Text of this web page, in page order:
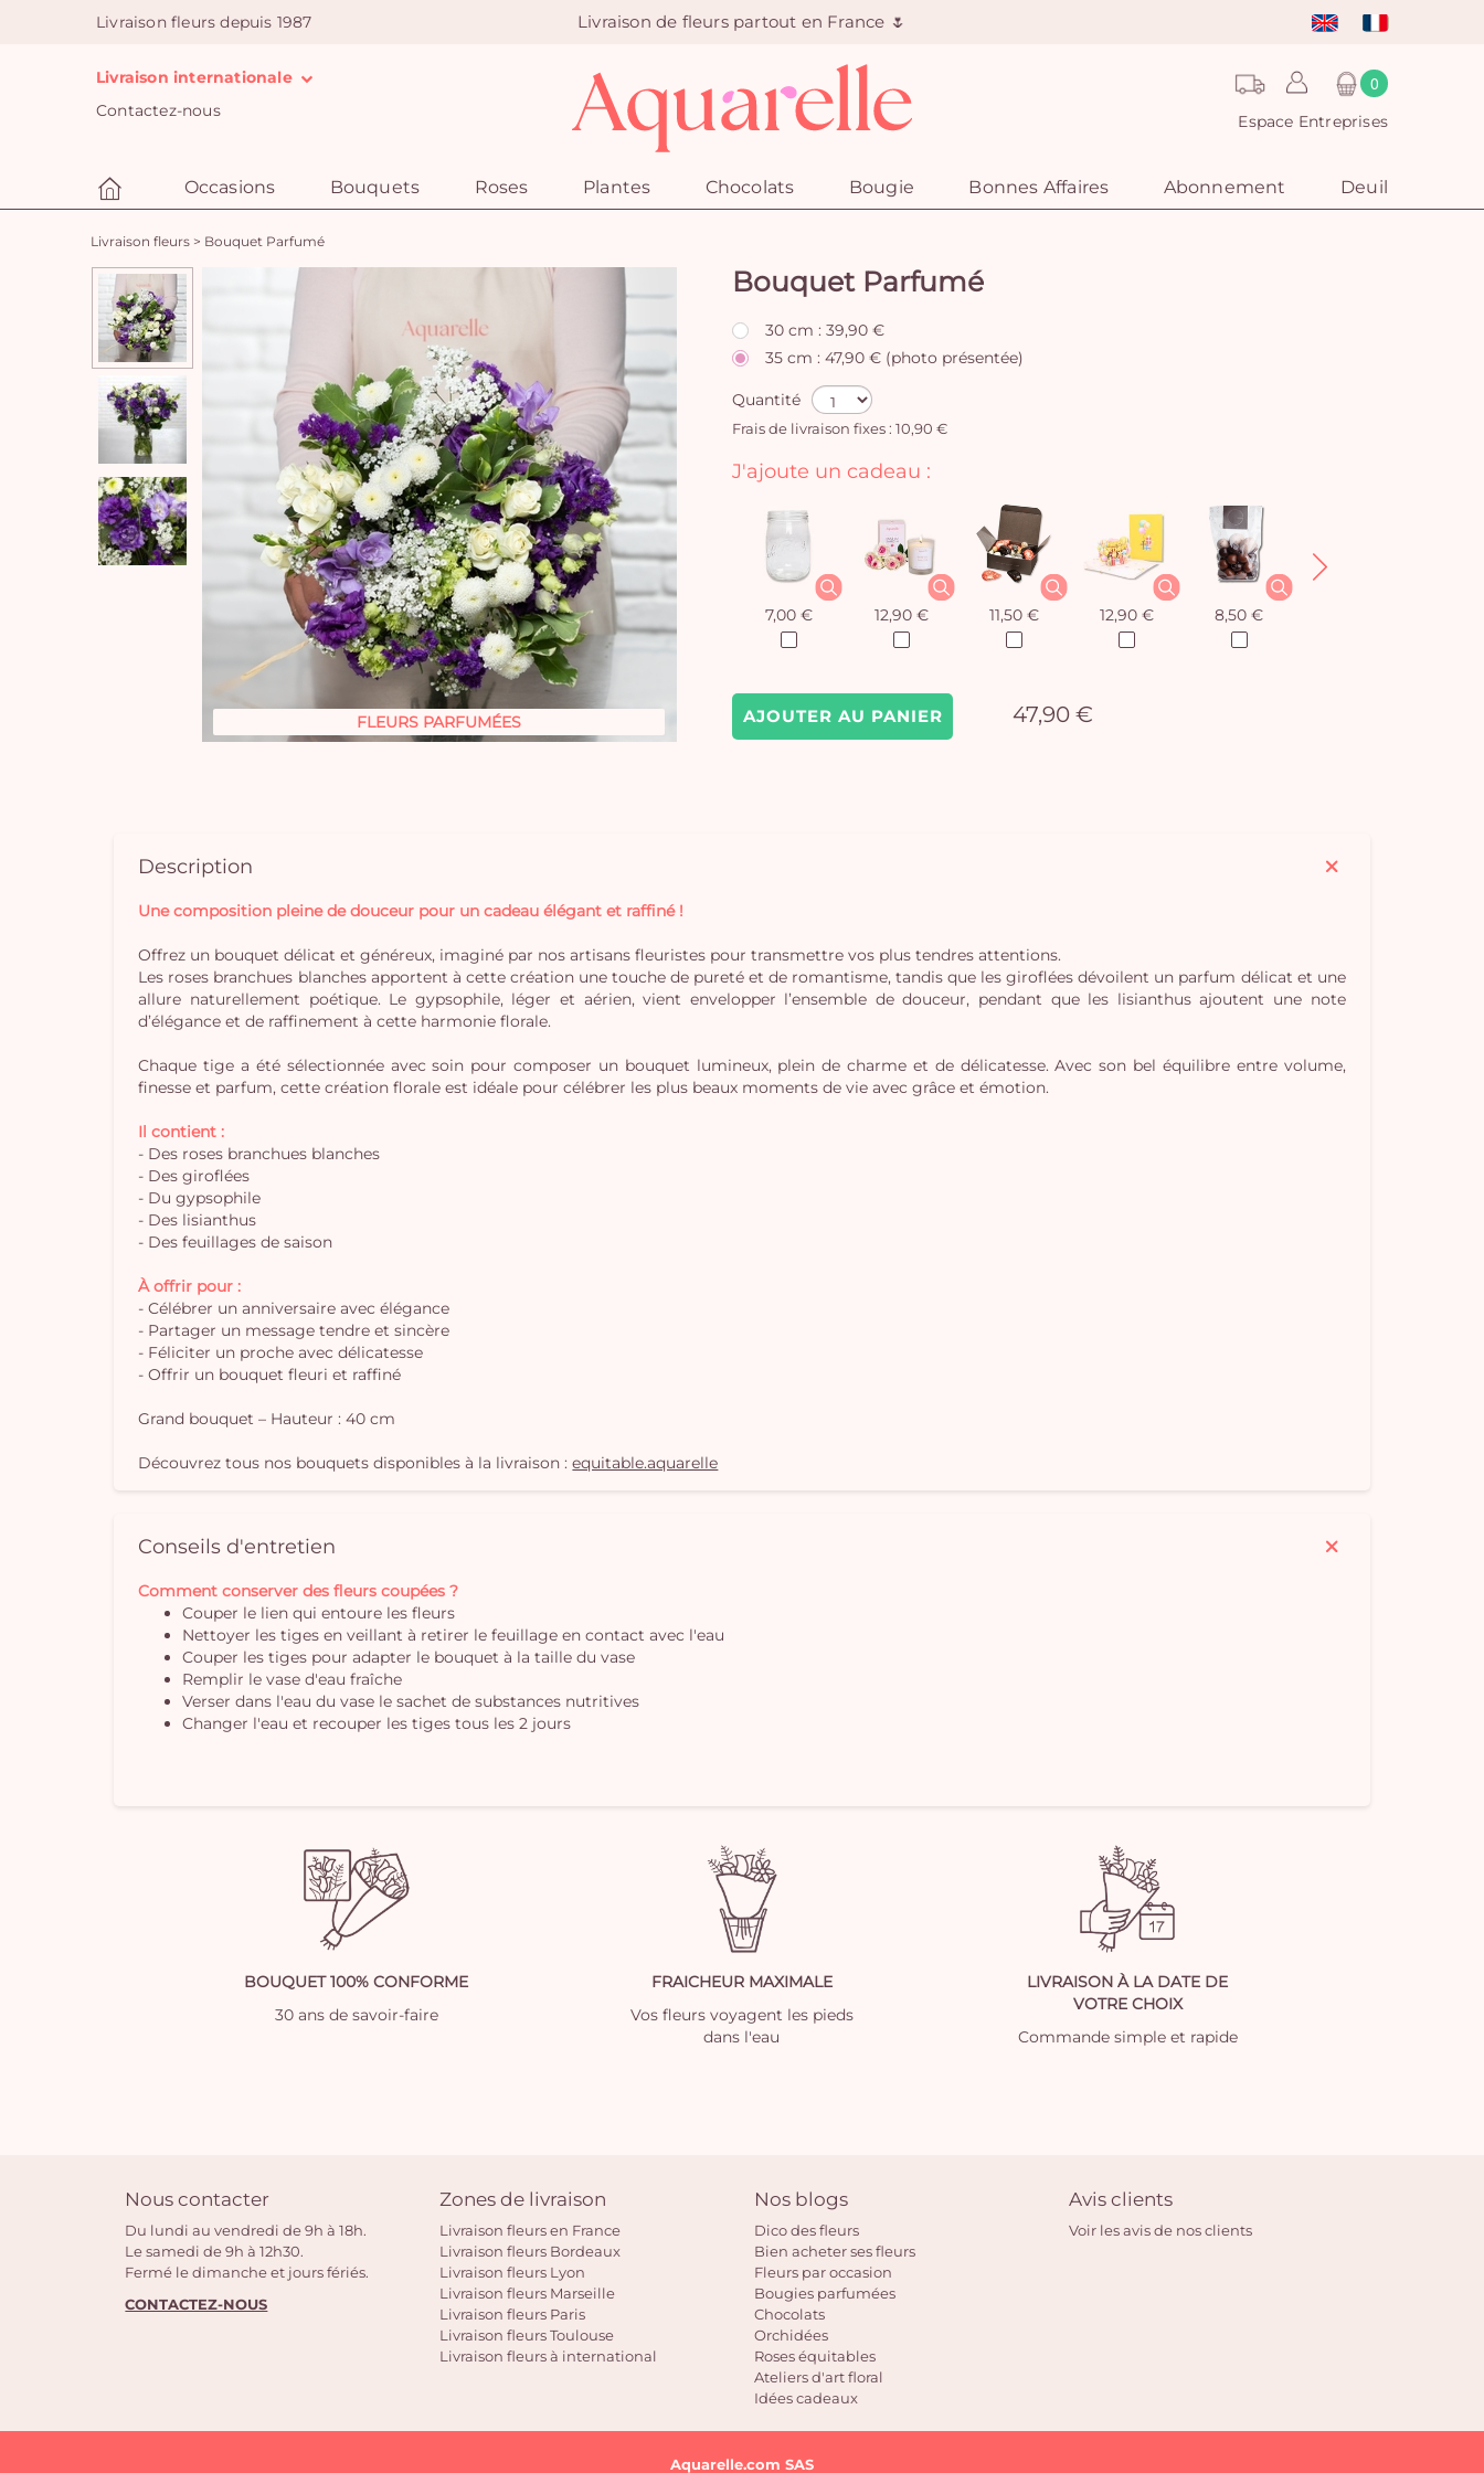
Livraison fleurs depuis 1987 Livraison de fleurs partout en France 🌷
Livraison internationale
Contactez-nous
0
Espace Entreprises
Occasions Bouquets Roses Plantes Chocolats Bougie Bonnes Affaires Abonnement Deuil
Livraison fleurs > Bouquet Parfumé
FLEURS PARFUMÉES
Bouquet Parfumé
30 cm : 39,90 €
35 cm : 47,90 € (photo présentée)
Quantité
Frais de livraison fixes : 10,90 €
AJOUTER AU PANIER 47,90 €
J'ajoute un cadeau :
7,00 € 12,90 € 11,50 € 12,90 € 8,50 €
Description
Une composition pleine de douceur pour un cadeau élégant et raffiné !
Offrez un bouquet délicat et généreux, imaginé par nos artisans fleuristes pour transmettre vos plus tendres attentions.
Les roses branchues blanches apportent à cette création une touche de pureté et de romantisme, tandis que les giroflées dévoilent un parfum délicat et une
allure naturellement poétique. Le gypsophile, léger et aérien, vient envelopper l’ensemble de douceur, pendant que les lisianthus ajoutent une note
d’élégance et de raffinement à cette harmonie florale.
Chaque tige a été sélectionnée avec soin pour composer un bouquet lumineux, plein de charme et de délicatesse. Avec son bel équilibre entre volume,
finesse et parfum, cette création florale est idéale pour célébrer les plus beaux moments de vie avec grâce et émotion.
Il contient :
- Des roses branchues blanches
- Des giroflées
- Du gypsophile
- Des lisianthus
- Des feuillages de saison
À offrir pour :
- Célébrer un anniversaire avec élégance
- Partager un message tendre et sincère
- Féliciter un proche avec délicatesse
- Offrir un bouquet fleuri et raffiné
Grand bouquet – Hauteur : 40 cm
Découvrez tous nos bouquets disponibles à la livraison :equitable.aquarelle
Conseils d'entretien
Comment conserver des fleurs coupées ?
Couper le lien qui entoure les fleurs
Nettoyer les tiges en veillant à retirer le feuillage en contact avec l'eau
Couper les tiges pour adapter le bouquet à la taille du vase
Remplir le vase d'eau fraîche
Verser dans l'eau du vase le sachet de substances nutritives
Changer l'eau et recouper les tiges tous les 2 jours
BOUQUET 100% CONFORME
30 ans de savoir-faire
FRAICHEUR MAXIMALE
Vos fleurs voyagent les pieds
dans l'eau
LIVRAISON À LA DATE DE
VOTRE CHOIX
Commande simple et rapide
Nous contacter
Du lundi au vendredi de 9h à 18h.
Le samedi de 9h à 12h30.
Fermé le dimanche et jours fériés.
CONTACTEZ-NOUS
Zones de livraison
Livraison fleurs en France
Livraison fleurs Bordeaux
Livraison fleurs Lyon
Livraison fleurs Marseille
Livraison fleurs Paris
Livraison fleurs Toulouse
Livraison fleurs à international
Nos blogs
Dico des fleurs
Bien acheter ses fleurs
Fleurs par occasion
Bougies parfumées
Chocolats
Orchidées
Roses équitables
Ateliers d'art floral
Idées cadeaux
Avis clients
Voir les avis de nos clients
Aquarelle.com SAS